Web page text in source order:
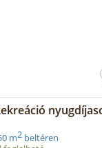
m2 beltéren